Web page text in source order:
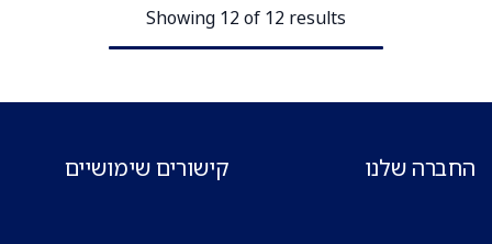
Showing 12 of 12 results
החברה שלנו קישורים שימושיים